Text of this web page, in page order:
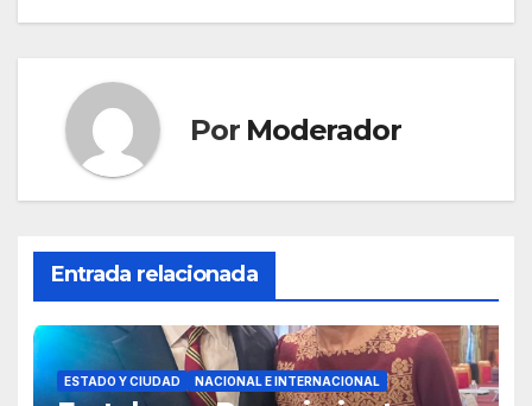
Por Moderador
Entrada relacionada
ESTADO Y CIUDAD NACIONAL E INTERNACIONAL